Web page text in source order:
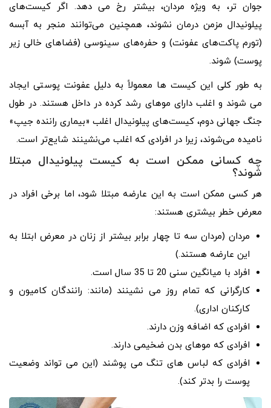
جوان تر، به ویژه مردان، بیشتر رخ می دهد. اگر کیست‌های
پیلونیدال مزمن درمان نشوند، همچنین می‌توانند منجر به آبسه
(تورم پاکت‌های عفونت) و حفره‌های سینوسی (فضاهای خالی زیر
پوست) شوند.
به طور کلی این کیست ها معمولاً به دلیل عفونت پوستی ایجاد
می شوند و اغلب دارای موهای رشد کرده در داخل هستند. در طول
جنگ جهانی دوم، کیست‌های پیلونیدال اغلب «بیماری راننده جیپ»
نامیده می‌شوند، زیرا در افرادی که اغلب می‌نشینند شایع‌تر است.
چه کسانی ممکن است به کیست پیلونیدال مبتلا
شوند؟
هر کسی ممکن است به این عارضه مبتلا شود، اما برخی افراد در
معرض خطر بیشتری هستند:
مردان (مردان سه تا چهار برابر بیشتر از زنان در معرض ابتلا به
این عارضه هستند.)
افراد با میانگین سنی 20 تا 35 سال است.
کارگرانی که تمام روز می نشینند (مانند: رانندگان کامیون و
کارکنان اداری).
افرادی که اضافه وزن دارند.
افرادی که موهای بدن ضخیمی دارند.
افرادی که لباس های تنگ می پوشند (این می تواند وضعیت
پوست را بدتر کند).